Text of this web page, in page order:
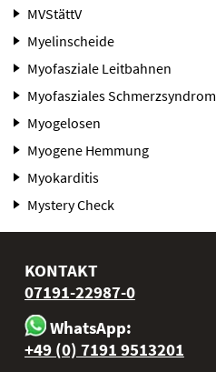
MVStättV
Myelinscheide
Myofasziale Leitbahnen
Myofasziales Schmerzsyndrom
Myogelosen
Myogene Hemmung
Myokarditis
Mystery Check
KONTAKT
07191-22987-0
WhatsApp:
+49 (0) 7191 9513201